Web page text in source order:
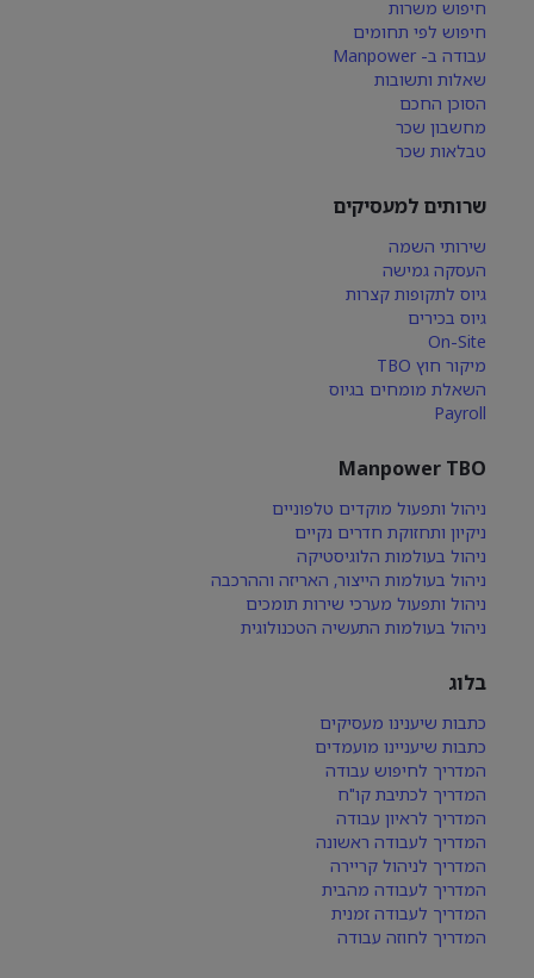
חיפוש משרות
חיפוש לפי תחומים
עבודה ב- Manpower
שאלות ותשובות
הסוכן החכם
מחשבון שכר
טבלאות שכר
שרותים למעסיקים
שירותי השמה
העסקה גמישה
גיוס לתקופות קצרות
גיוס בכירים
On-Site
מיקור חוץ TBO
השאלת מומחים בגיוס
Payroll
Manpower TBO
ניהול ותפעול מוקדים טלפוניים
ניקיון ותחזוקת חדרים נקיים
ניהול בעולמות הלוגיסטיקה
ניהול בעולמות הייצור, האריזה וההרכבה
ניהול ותפעול מערכי שירות תומכים
ניהול בעולמות התעשיה הטכנולוגית
בלוג
כתבות שיענינו מעסיקים
כתבות שיעניינו מועמדים
המדריך לחיפוש עבודה
המדריך לכתיבת קו"ח
המדריך לראיון עבודה
המדריך לעבודה ראשונה
המדריך לניהול קריירה
המדריך לעבודה מהבית
המדריך לעבודה זמנית
המדריך לחוזה עבודה